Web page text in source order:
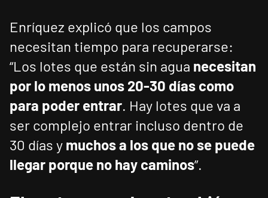
Enríquez explicó que los campos
necesitan tiempo para recuperarse:
“Los lotes que están sin agua necesitan
por lo menos unos 20-30 días como
para poder entrar. Hay lotes que va a
ser complejo entrar incluso dentro de
30 días y muchos a los que no se puede
llegar porque no hay caminos”.